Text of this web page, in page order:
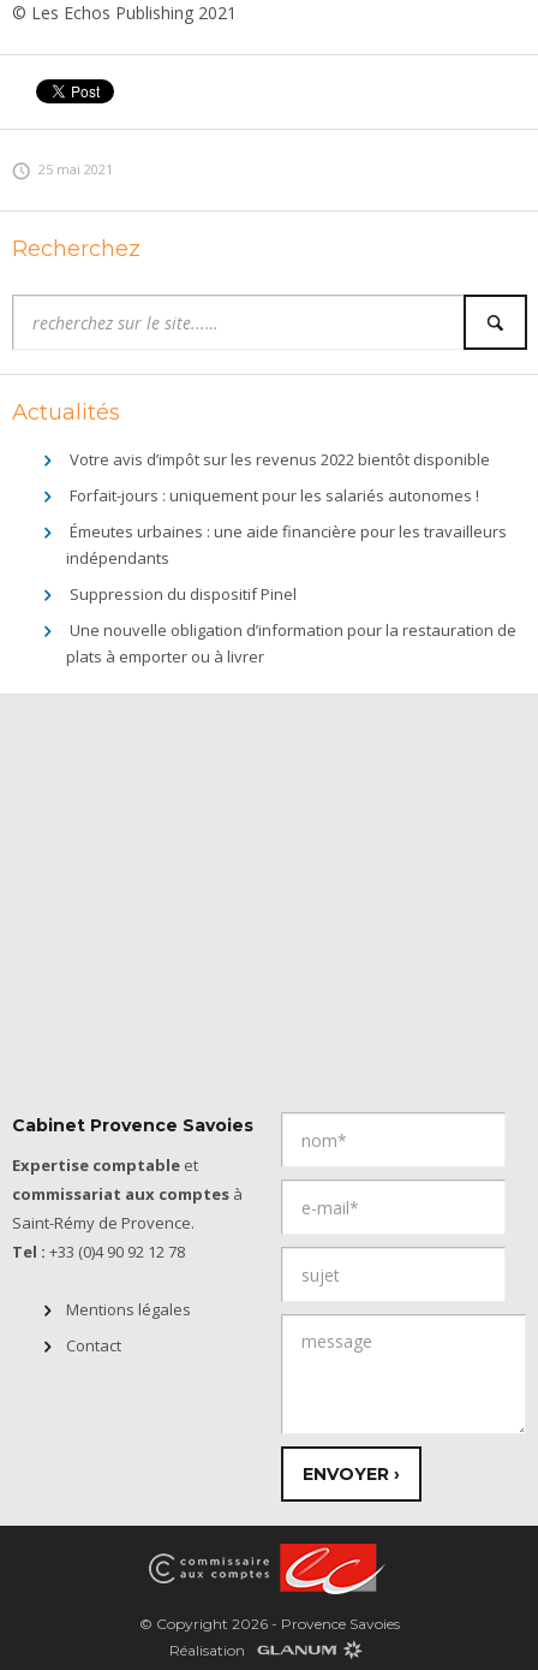
© Les Echos Publishing 2021
25 mai 2021
Recherchez
Actualités
Votre avis d’impôt sur les revenus 2022 bientôt disponible
Forfait-jours : uniquement pour les salariés autonomes !
Émeutes urbaines : une aide financière pour les travailleurs
indépendants
Suppression du dispositif Pinel
Une nouvelle obligation d’information pour la restauration de
plats à emporter ou à livrer
Cabinet Provence Savoies
Expertise comptable et
commissariat aux comptes à
Saint-Rémy de Provence.
Tel : +33 (0)4 90 92 12 78
Mentions légales
Contact
© Copyright 2026 - Provence Savoies
Réalisation